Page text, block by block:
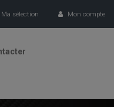
Ma sélection Mon compte